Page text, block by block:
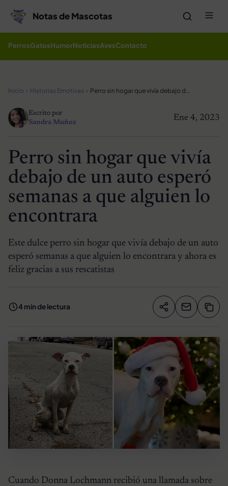
Notas de Mascotas
PerrosGatosHumorNoticiasAvesContacto
Inicio Historias Emotivas Perro sin hogar que vivía debajo de un auto esperó semanas a que alguien lo encontrara
Ene 4, 2023
Escrito por
Sandra Muñoz
Perro sin hogar que vivía
debajo de un auto esperó
semanas a que alguien lo
encontrara
Este dulce perro sin hogar que vivía debajo de un auto
esperó semanas a que alguien lo encontrara y ahora es
feliz gracias a sus rescatistas
4 min de lectura Compartir
Cuando Donna Lochmann recibió una llamada sobre